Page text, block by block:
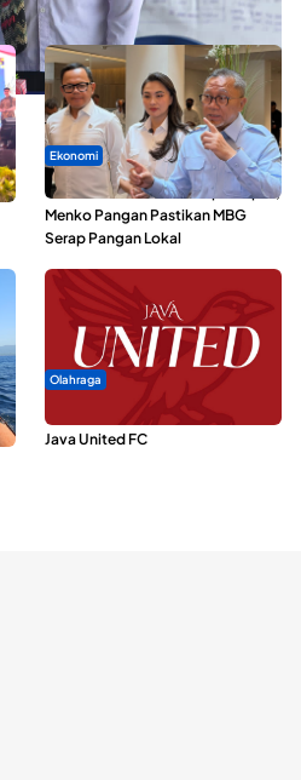
Ekonomi
SPPG di Maluku Utara Dipercepat,
Menko Pangan Pastikan MBG
Serap Pangan Lokal
Olahraga
Dari Malut United Berubah Jadi
Java United FC